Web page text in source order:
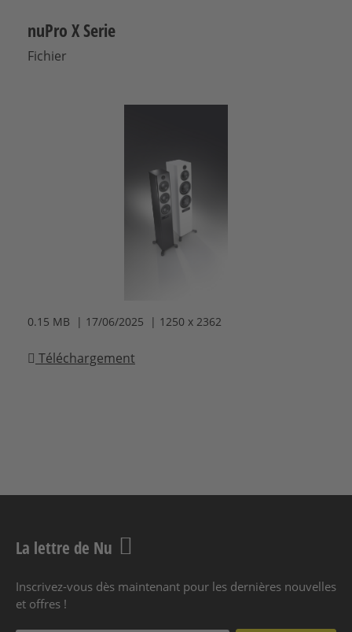
nuPro X Serie
Fichier
0.15 MB | 17/06/2025 | 1250 x 2362
Téléchargement
La lettre de Nu
Inscrivez-vous dès maintenant pour les dernières nouvelles
et offres !